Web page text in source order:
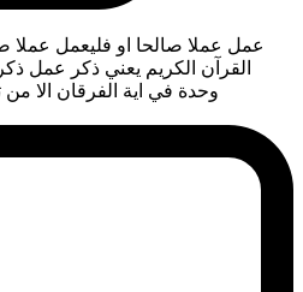
عمل عملا صالحا او فليعمل عملا
القرآن الكريم يعني ذكر عمل
وحدة في اية الفرقان الا